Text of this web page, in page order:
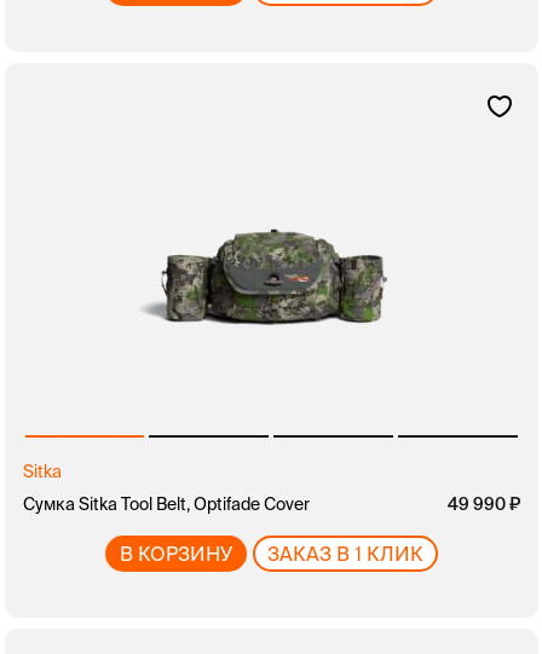
Sitka
Сумка Sitka Tool Belt, Optifade Cover
49 990
В КОРЗИНУ ЗАКАЗ В 1 КЛИК